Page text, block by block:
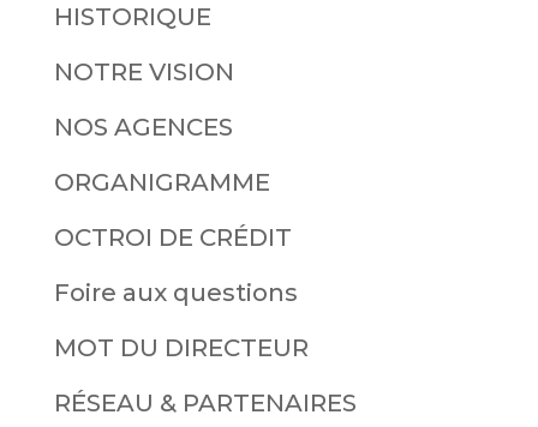
HISTORIQUE
NOTRE VISION
NOS AGENCES
ORGANIGRAMME
OCTROI DE CRÉDIT
Foire aux questions
MOT DU DIRECTEUR
RÉSEAU & PARTENAIRES